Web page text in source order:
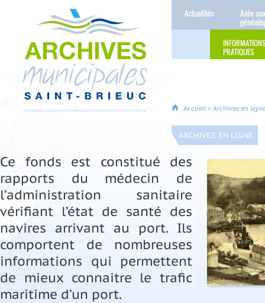
Actualités Aide
INFORMATIONS
PRATIQUES
Accueil> Archives en ligne
ARCHIVES EN LIGNE
Ce fonds est constitué des
rapports du médecin de
l’administration sanitaire
vérifiant l’état de santé des
navires arrivant au port. Ils
comportent de nombreuses
informations qui permettent
de mieux connaitre le trafic
maritime d’un port.